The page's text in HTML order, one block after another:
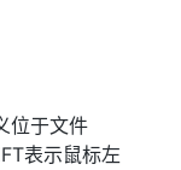
位于文件
表示鼠标左